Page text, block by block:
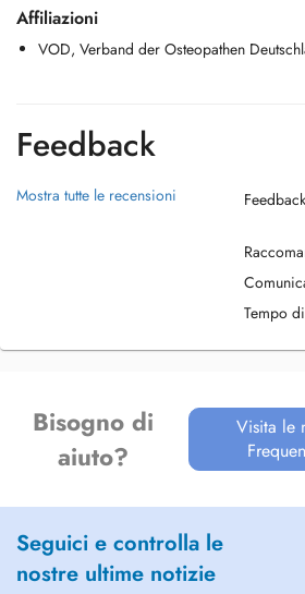
Affiliazioni
VOD, Verband der Osteopathen
Feedback
Mostra tutte le recensioni Feedback
Tempo
Bisogno di
aiuto?
Visita le
Seguici e controlla le
nostre ultime notizie